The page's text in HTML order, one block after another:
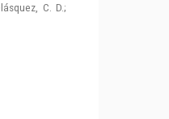
C. D.;